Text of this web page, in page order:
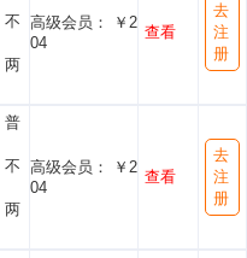
不
两
高级会员： ￥2
04
查看
去
注
册
普
不
两
高级会员： ￥2
04
查看
去
注
册